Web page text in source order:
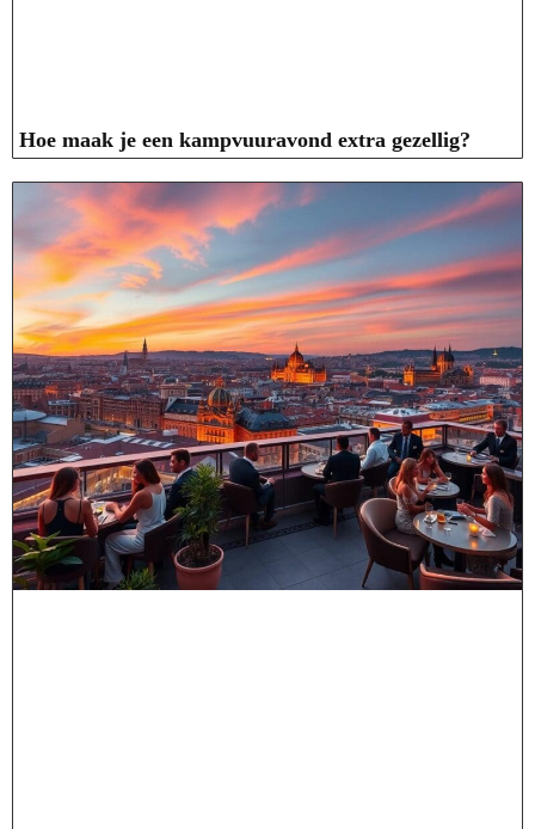
Hoe maak je een kampvuuravond extra gezellig?